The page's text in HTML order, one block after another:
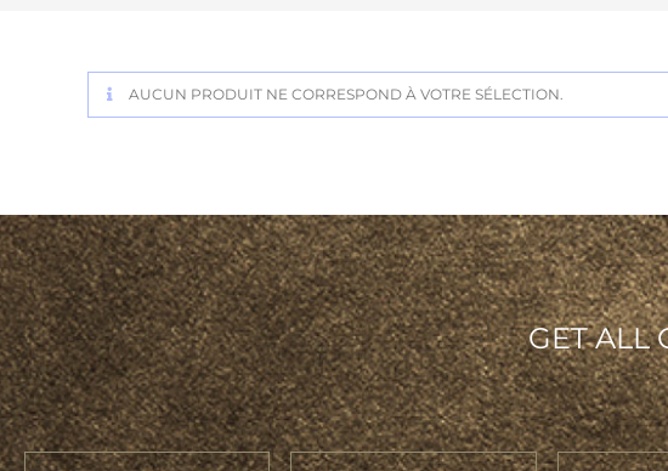
AUCUN PRODUIT NE CORRESPOND À VOTRE SÉLECTION.
GET ALL